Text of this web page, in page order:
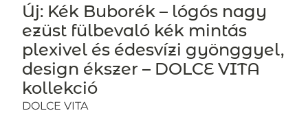
Új: Kék Buborék – lógós nagy
ezüst fülbevaló kék mintás
plexivel és édesvízi gyönggyel,
design ékszer – DOLCE VITA
kollekció
DOLCE VITA